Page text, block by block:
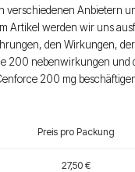
verschiedenen Anbietern
Artikel werden wir uns
den Wirkungen,
200 nebenwirkungen und
200 mg
Preis pro Packung
27,50 €